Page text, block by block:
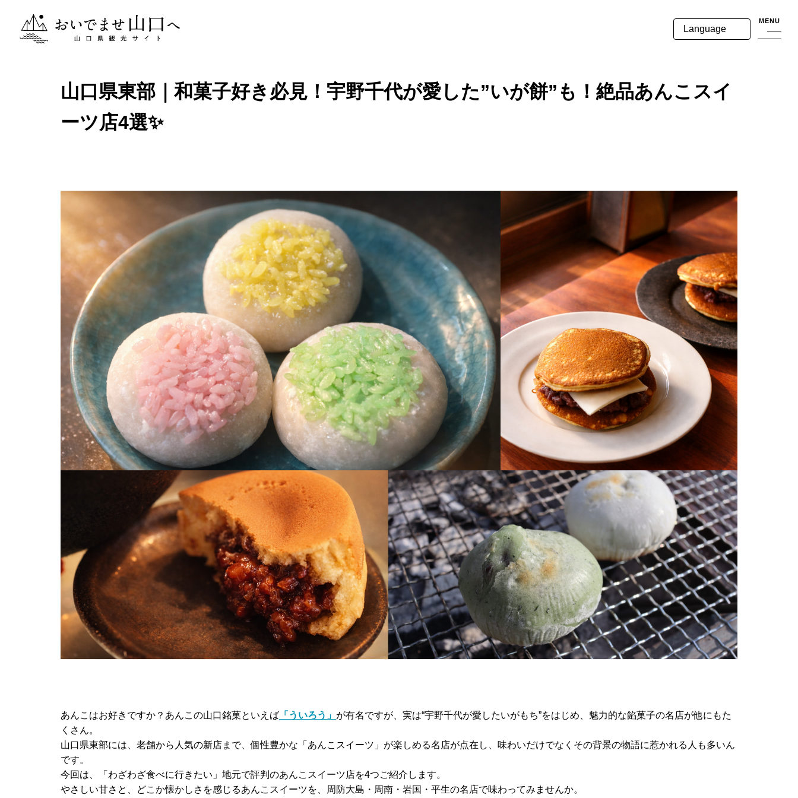
おいでませ山口へー山口県観光サイト MENU
Language
山口県東部｜和菓子好き必見！宇野千代が愛した”いが餅”も！絶品あんこスイ
ーツ店4選✨
あんこはお好きですか？あんこの山口銘菓といえば 「ういろう」 が有名ですが、実は“宇野千代が愛したいがもち”をはじめ、魅力的な餡菓子の名店が他にもた
くさん。
山口県東部には、老舗から人気の新店まで、個性豊かな「あんこスイーツ」が楽しめる名店が点在し、味わいだけでなくその背景の物語に惹かれる人も多いん
です。
今回は、「わざわざ食べに行きたい」地元で評判のあんこスイーツ店を4つご紹介します。
やさしい甘さと、どこか懐かしさを感じるあんこスイーツを、周防大島・周南・岩国・平生の名店で味わってみませんか。